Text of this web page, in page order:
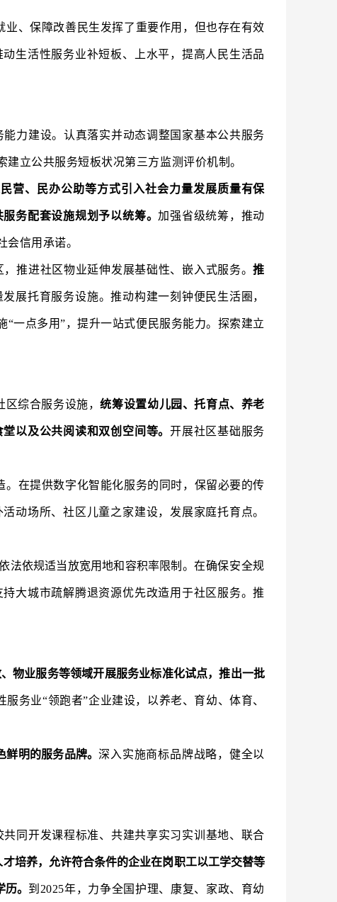
、保障改善民生发挥了重要作用，但也存在有效
生活性服务业补短板、上水平，提高人民生活品
力建设。认真落实并动态调整国家基本公共服务
立公共服务短板状况第三方监测评价机制。
营、民办公助等方式引入社会力量发展质量有保
务配套设施规划予以统筹。加强省级统筹，推动
信用承诺。
推进社区物业延伸发展基础性、嵌入式服务。推
展托育服务设施。推动构建一刻钟便民生活圈，
一点多用”，提升一站式便民服务能力。探索建立
区综合服务设施，统筹设置幼儿园、托育点、养老
以及公共阅读和双创空间等。开展社区基础服务
在提供数字化智能化服务的同时，保留必要的传
动场所、社区儿童之家建设，发展家庭托育点。
法依规适当放宽用地和容积率限制。 在确保安全规
大城市疏解腾退资源优先改造用于社区服务。推
物业服务等领域开展服务业标准化试点，推出一批
务业“领跑者”企业建设，以养老、育幼、体育、
鲜明的服务品牌。深入实施商标品牌战略，健全以
同开发课程标准、共建共享实习实训基地、联合
培养，允许符合条件的企业在岗职工以工学交替等
。 到2025年，力争全国护理、康复、家政、育幼